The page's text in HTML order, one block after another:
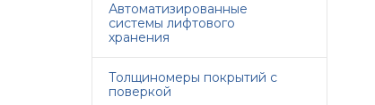
Автоматизированные
системы лифтового
хранения
Толщиномеры покрытий с
поверкой